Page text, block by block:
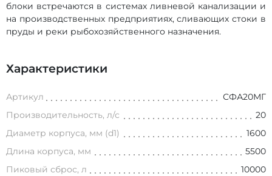
блоки встречаются в системах ливневой канализации и
на производственных предприятиях, сливающих стоки в
пруды и реки рыбохозяйственного назначения.
Характеристики
Артикул
СФА20МГ
Производительность, л/с
20
Диаметр корпуса, мм (d1)
1600
Длина корпуса, мм
5500
Пиковый сброс, л
10000